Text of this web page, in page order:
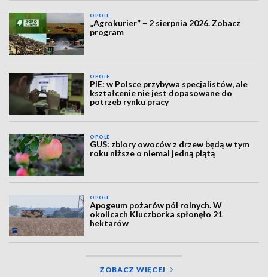
OPOLE
„Agrokurier” – 2 sierpnia 2026. Zobacz
program
OPOLE
PIE: w Polsce przybywa specjalistów, ale
kształcenie nie jest dopasowane do
potrzeb rynku pracy
OPOLE
GUS: zbiory owoców z drzew będą w tym
roku niższe o niemal jedną piątą
OPOLE
Apogeum pożarów pól rolnych. W
okolicach Kluczborka spłonęło 21
hektarów
ZOBACZ WIĘCEJ